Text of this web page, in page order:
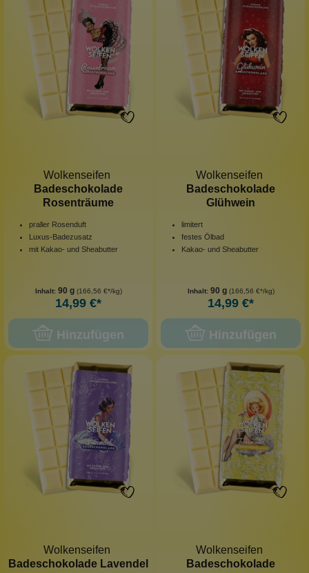
Wolkenseifen
Badeschokolade
Rosenträume
praller Rosenduft
Luxus-Badezusatz
mit Kakao- und Sheabutter
Inhalt: 90 g (166,56 €*/kg)
14,99 €*
Hinzufügen
Wolkenseifen
Badeschokolade
Glühwein
limitert
festes Ölbad
Kakao- und Sheabutter
Inhalt: 90 g (166,56 €*/kg)
14,99 €*
Hinzufügen
Wolkenseifen
Badeschokolade Lavendel
Wolkenseifen
Badeschokolade